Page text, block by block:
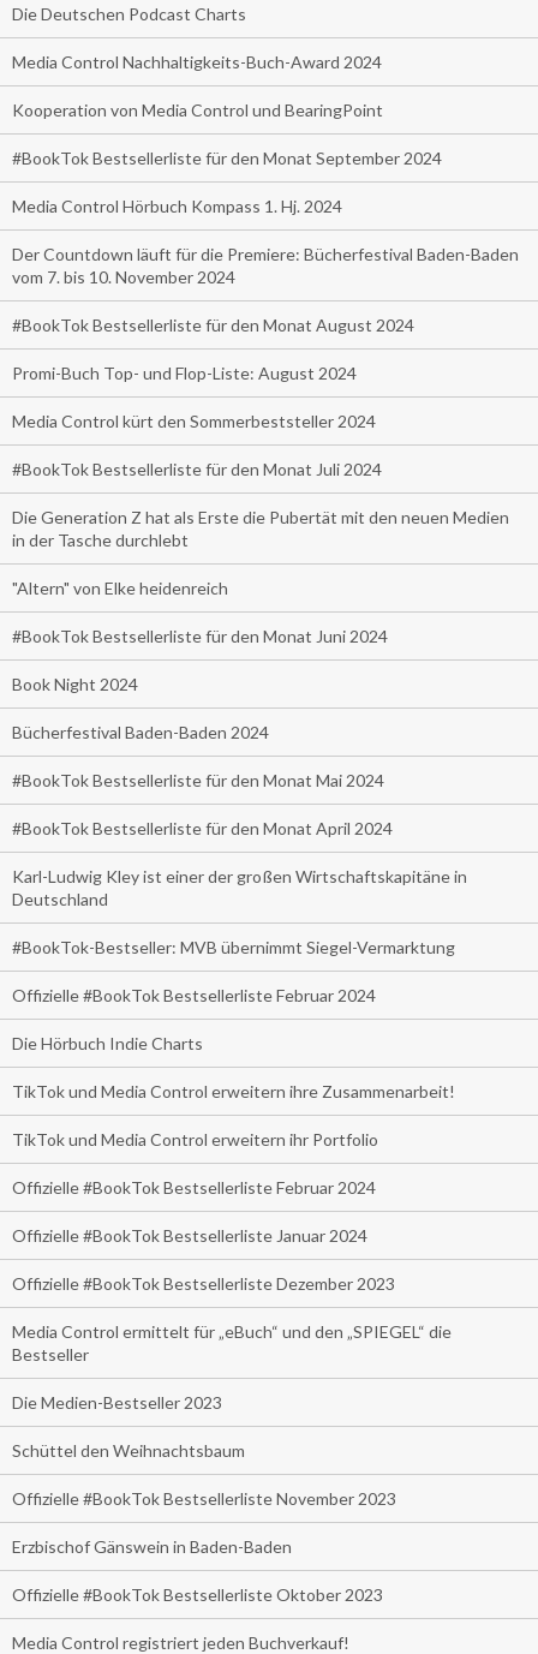
Die Deutschen Podcast Charts
Media Control Nachhaltigkeits-Buch-Award 2024
Kooperation von Media Control und BearingPoint
#BookTok Bestsellerliste für den Monat September 2024
Media Control Hörbuch Kompass 1. Hj. 2024
Der Countdown läuft für die Premiere: Bücherfestival Baden-Baden
vom 7. bis 10. November 2024
#BookTok Bestsellerliste für den Monat August 2024
Promi-Buch Top- und Flop-Liste: August 2024
Media Control kürt den Sommerbeststeller 2024
#BookTok Bestsellerliste für den Monat Juli 2024
Die Generation Z hat als Erste die Pubertät mit den neuen Medien
in der Tasche durchlebt
"Altern" von Elke heidenreich
#BookTok Bestsellerliste für den Monat Juni 2024
Book Night 2024
Bücherfestival Baden-Baden 2024
#BookTok Bestsellerliste für den Monat Mai 2024
#BookTok Bestsellerliste für den Monat April 2024
Karl-Ludwig Kley ist einer der großen Wirtschaftskapitäne in
Deutschland
#BookTok-Bestseller: MVB übernimmt Siegel-Vermarktung
Offizielle #BookTok Bestsellerliste Februar 2024
Die Hörbuch Indie Charts
TikTok und Media Control erweitern ihre Zusammenarbeit!
TikTok und Media Control erweitern ihr Portfolio
Offizielle #BookTok Bestsellerliste Februar 2024
Offizielle #BookTok Bestsellerliste Januar 2024
Offizielle #BookTok Bestsellerliste Dezember 2023
Media Control ermittelt für „eBuch“ und den „SPIEGEL“ die
Bestseller
Die Medien-Bestseller 2023
Schüttel den Weihnachtsbaum
Offizielle #BookTok Bestsellerliste November 2023
Erzbischof Gänswein in Baden-Baden
Offizielle #BookTok Bestsellerliste Oktober 2023
Media Control registriert jeden Buchverkauf!